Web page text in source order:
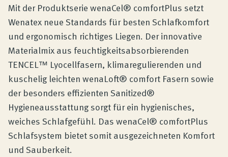
Mit der Produktserie wenaCel® comfortPlus setzt
Wenatex neue Standards für besten Schlafkomfort
und ergonomisch richtiges Liegen. Der innovative
Materialmix aus feuchtigkeitsabsorbierenden
TENCEL™ Lyocellfasern, klimaregulierenden und
kuschelig leichten wenaLoft® comfort Fasern sowie
der besonders effizienten Sanitized®
Hygieneausstattung sorgt für ein hygienisches,
weiches Schlafgefühl. Das wenaCel® comfortPlus
Schlafsystem bietet somit ausgezeichneten Komfort
und Sauberkeit.